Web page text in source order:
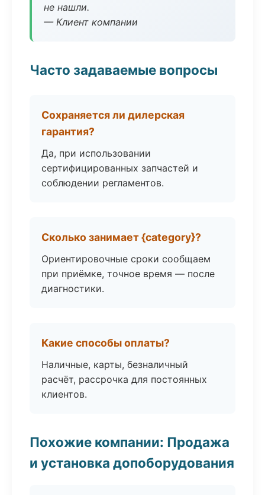
не нашли.
— Клиент компании
Часто задаваемые вопросы
Сохраняется ли дилерская
гарантия?
Да, при использовании
сертифицированных запчастей и
соблюдении регламентов.
Сколько занимает {category}?
Ориентировочные сроки сообщаем
при приёмке, точное время — после
диагностики.
Какие способы оплаты?
Наличные, карты, безналичный
расчёт, рассрочка для постоянных
клиентов.
Похожие компании: Продажа
и установка допоборудования